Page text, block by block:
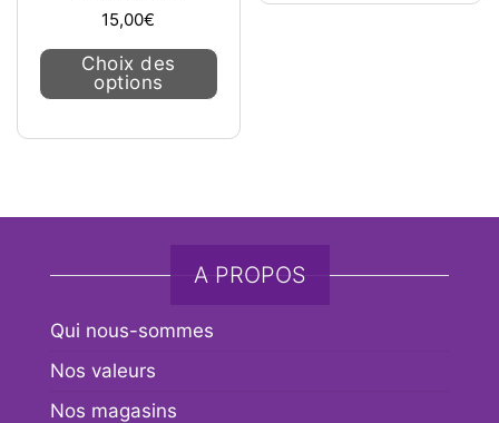
15,00€
Choix des
options
Ce produit a plusieurs variations.
A PROPOS
Qui nous-sommes
Nos valeurs
Nos magasins